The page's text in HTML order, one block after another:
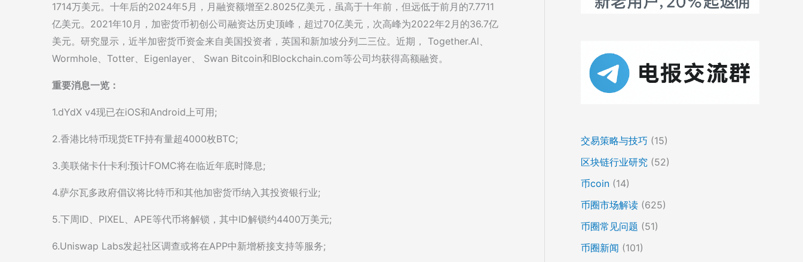
1714万美元。十年后的2024年5月，月融资额增至2.8025亿美元，虽高于十年前，但远低于前月的7.7711
亿美元。2021年10月，加密货币初创公司融资达历史顶峰，超过70亿美元，次高峰为2022年2月的36.7亿
美元。研究显示，近半加密货币资金来自美国投资者，英国和新加坡分列二三位。近期， Together.Al、
Wormhole、Totter、Eigenlayer、 Swan Bitcoin和Blockchain.com等公司均获得高额融资。
重要消息一览：
1.dYdX v4现已在iOS和Android上可用;
2.香港比特币现货ETF持有量超4000枚BTC;
3.美联储卡什卡利:预计FOMC将在临近年底时降息;
4.萨尔瓦多政府倡议将比特币和其他加密货币纳入其投资银行业;
5.下周ID、PIXEL、APE等代币将解锁，其中ID解锁约4400万美元;
6.Uniswap Labs发起社区调查或将在APP中新增桥接支持等服务;
交易策略与技巧 (15)
区块链行业研究 (52)
币coin (14)
币圈市场解读 (625)
币圈常见问题 (51)
币圈新闻 (101)